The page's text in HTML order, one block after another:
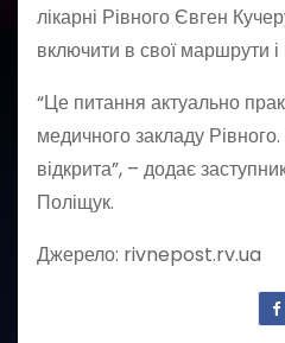
лікарні Рівного Євген
включити в свої маршрути і
“Це питання актуально
медичного закладу Рівного.
відкрита”, – додає
Поліщук.
Джерело: rivnepost.rv.ua